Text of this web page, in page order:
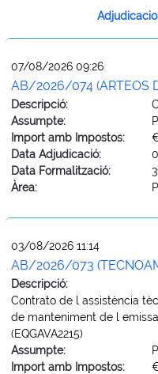
07/08/2026 09:26
AB/2026/074 (ARTEOS
Descripció:
Assumpte:
Import amb Impostos:
Data Adjudicació:
Data Formalització:
Àrea:
03/08/2026 11:14
AB/2026/073
Descripció:
Contrato de l assistència
de manteniment de l
(EQGAVA2215)
Assumpte:
Import amb Impostos: